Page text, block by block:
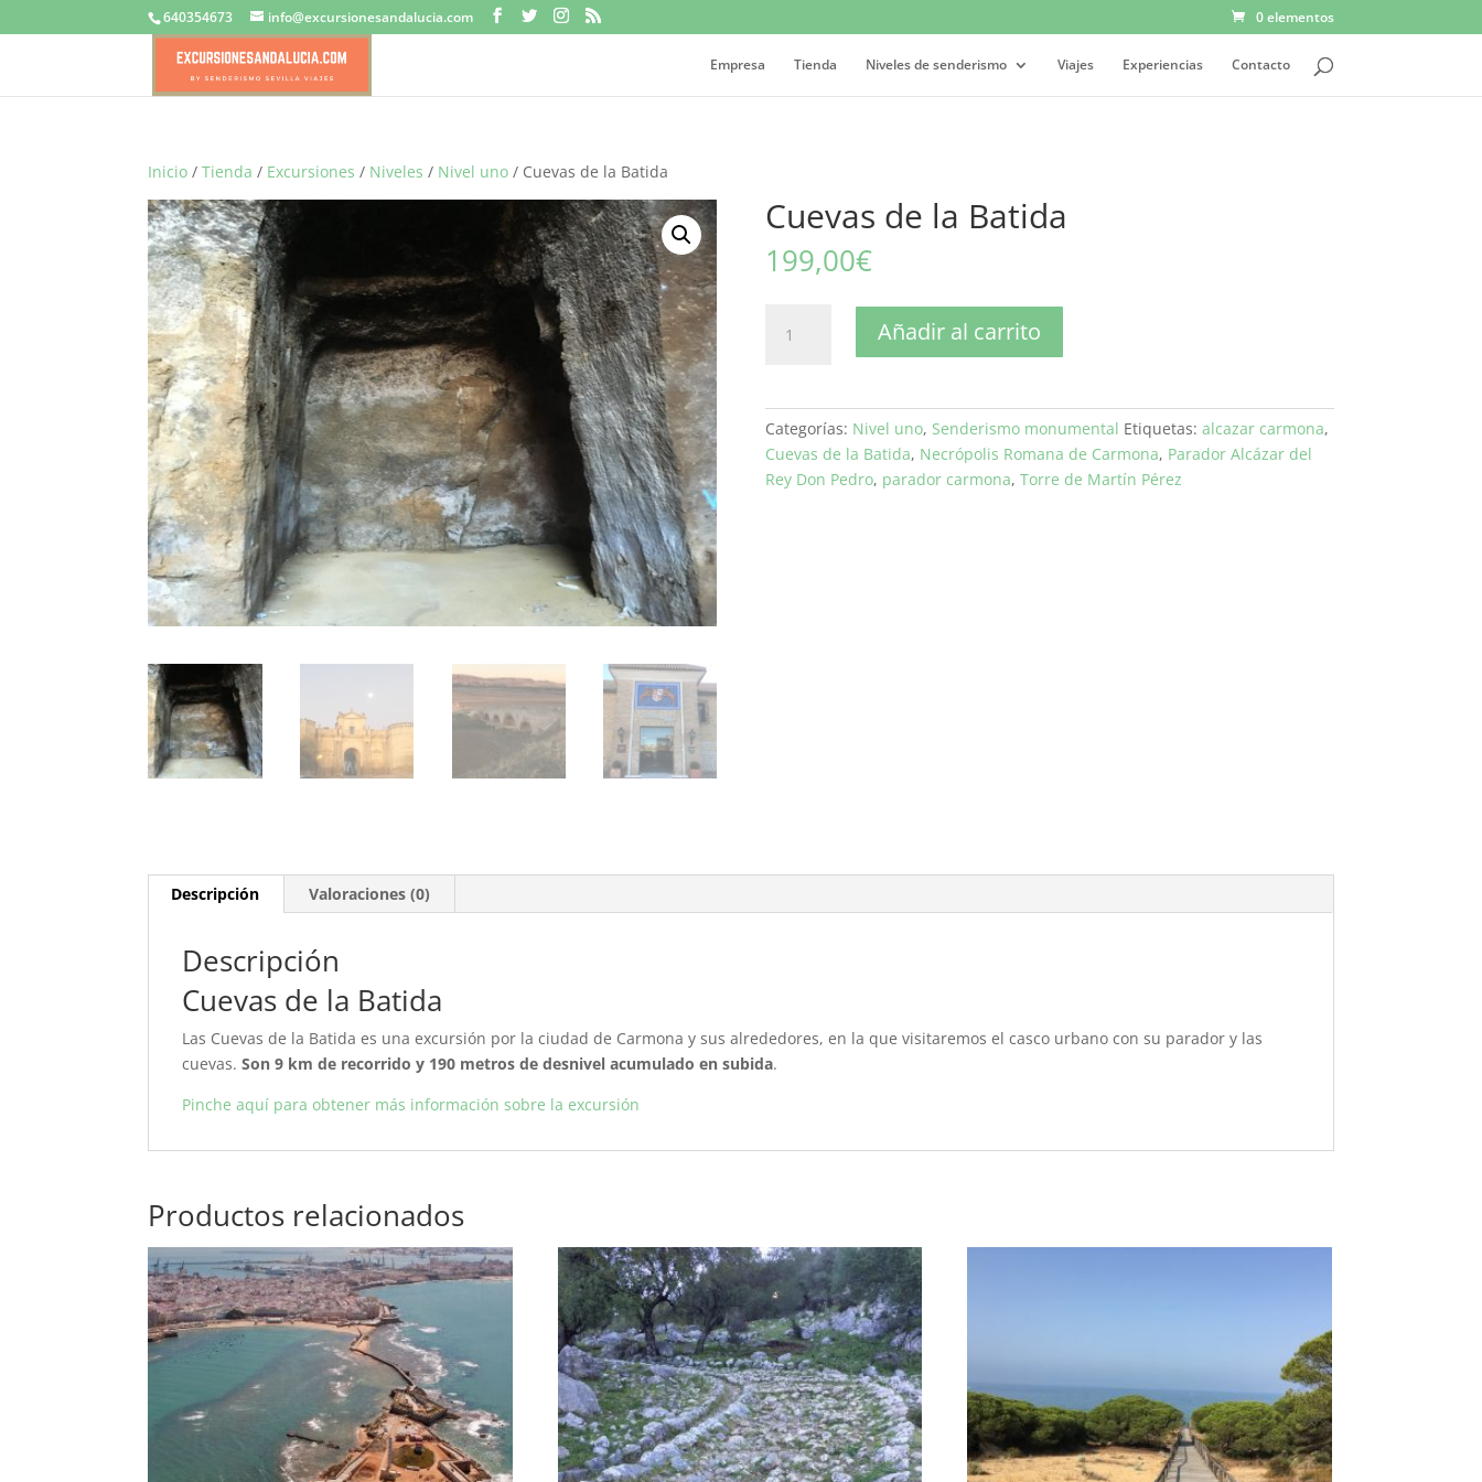
640354673 info@excursionesandalucia.com 0 elementos
Empresa Tienda Niveles de senderismo Viajes Experiencias Contacto
Inicio /Tienda / Excursiones / Niveles / Nivel uno / Cuevas de la Batida
Cuevas de la Batida
199,00€
cantidad
Añadir al carrito
Categorías: Nivel uno, Senderismo monumental Etiquetas: alcazar carmona,
Cuevas de la Batida, Necrópolis Romana de Carmona, Parador Alcázar del
Rey Don Pedro, parador carmona, Torre de Martín Pérez
Descripción Valoraciones (0)
Descripción
Cuevas de la Batida
Las Cuevas de la Batida es una excursión por la ciudad de Carmona y sus alrededores, en la que visitaremos el casco urbano con su parador y las
cuevas.Son 9 km de recorrido y 190 metros de desnivel acumulado en subida.
Pinche aquí para obtener más información sobre la excursión
Productos relacionados